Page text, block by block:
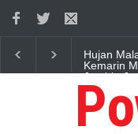
Hujan
Kemarin
Jomblo
UMK
Rp.